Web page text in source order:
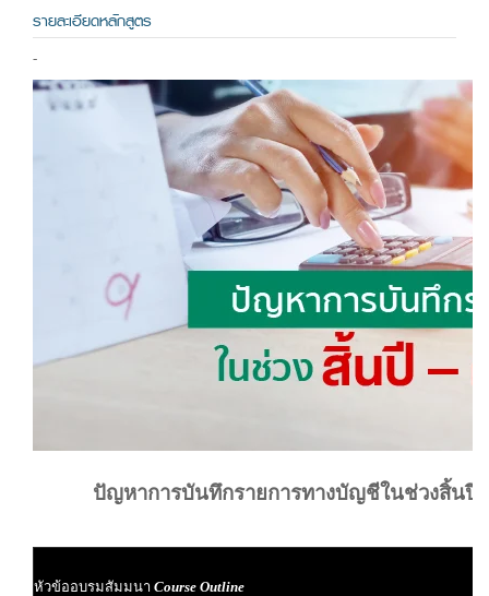
รายละเอียดหลักสูตร
-
ปัญหาการบันทึกรายการทางบัญชีในช่วงสิ้น
หัวข้ออบรมสัมมนา Course Outline